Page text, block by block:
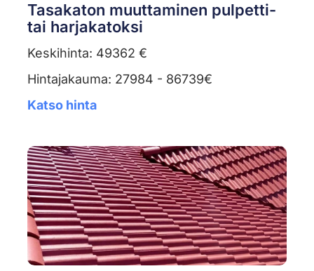
Tasakaton muuttaminen pulpetti-
tai harjakatoksi
Keskihinta: 49362 €
Hintajakauma: 27984 - 86739€
Katso hinta